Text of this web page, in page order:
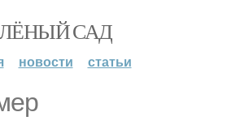
САД
новости статьи